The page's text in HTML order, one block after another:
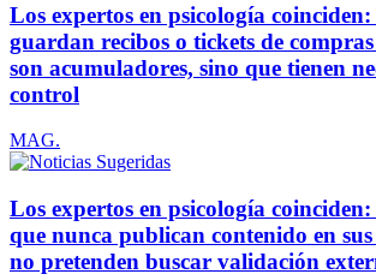
Los expertos en psicología coinciden:
guardan recibos o tickets de
son acumuladores, sino que tienen
control
MAG.
Los expertos en psicología coinciden:
que nunca publican contenido en sus
no pretenden buscar validación